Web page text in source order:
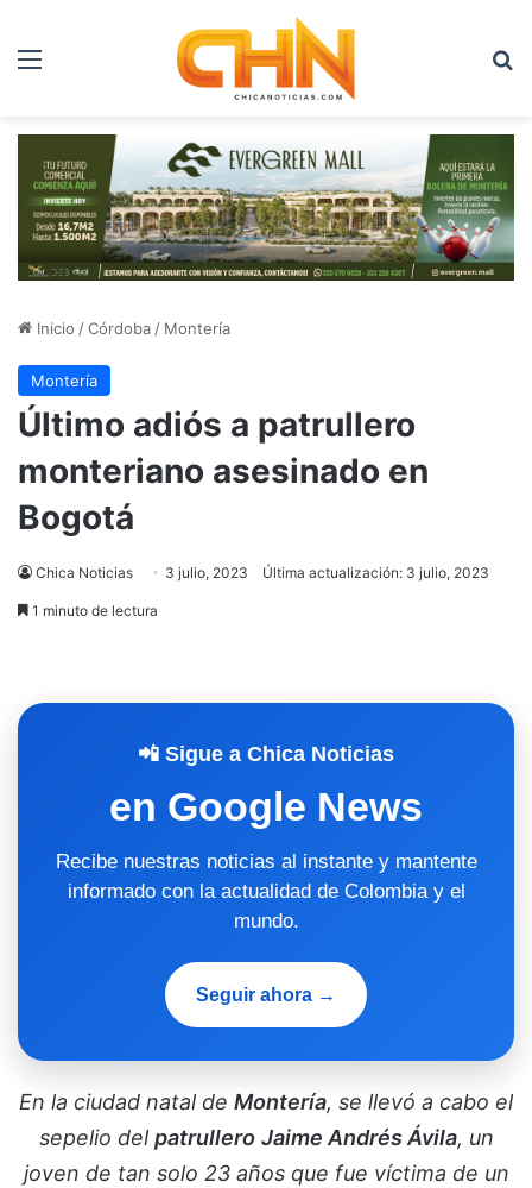
Menú
Inicio /Córdoba / Montería
Montería
Último adiós a patrullero
monteriano asesinado en
Bogotá
Chica Noticias 3 julio, 2023 Última actualización: 3 julio, 2023
1 minuto de lectura
📲 Sigue a Chica Noticias
en Google News
Recibe nuestras noticias al instante y mantente
informado con la actualidad de Colombia y el
mundo.
Seguir ahora →
En la ciudad natal de Montería, se llevó a cabo el
sepelio delpatrullero Jaime Andrés Ávila, un
joven de tan solo 23 años que fue víctima de un